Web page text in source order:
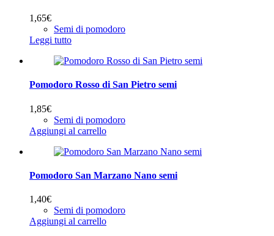
1,65€
Semi di pomodoro
Leggi tutto
Pomodoro Rosso di San Pietro semi
1,85€
Semi di pomodoro
Aggiungi al carrello
Pomodoro San Marzano Nano semi
1,40€
Semi di pomodoro
Aggiungi al carrello